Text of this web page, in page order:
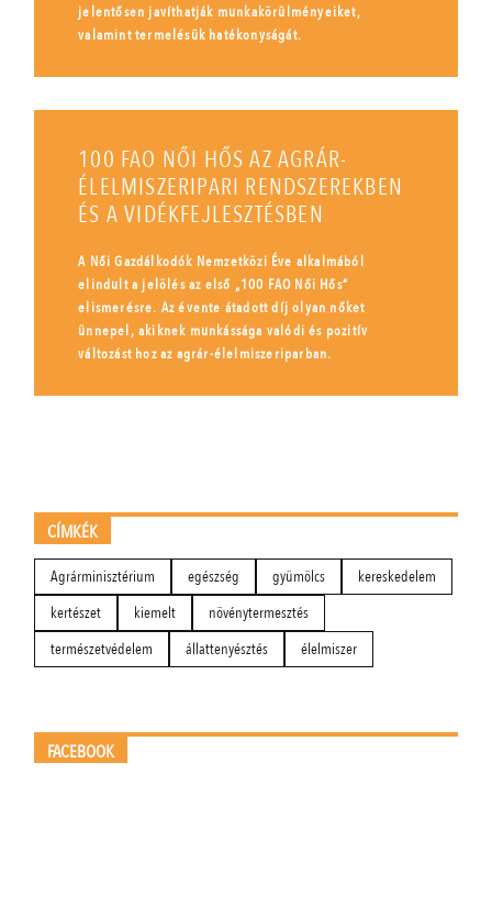
jelentősen javíthatják munkakörülményeiket,
valamint termelésük hatékonyságát.
100 FAO NŐI HŐS AZ AGRÁR-
ÉLELMISZERIPARI RENDSZEREKBEN
ÉS A VIDÉKFEJLESZTÉSBEN
A Női Gazdálkodók Nemzetközi Éve alkalmából
elindult a jelölés az első „100 FAO Női Hős”
elismerésre. Az évente átadott díj olyan nőket
ünnepel, akiknek munkássága valódi és pozitív
változást hoz az agrár-élelmiszeriparban.
CÍMKÉK
Agrárminisztérium egészség gyümölcs
kereskedelem
kertészet
kiemelt
növénytermesztés
természetvédelem
állattenyésztés élelmiszer
FACEBOOK